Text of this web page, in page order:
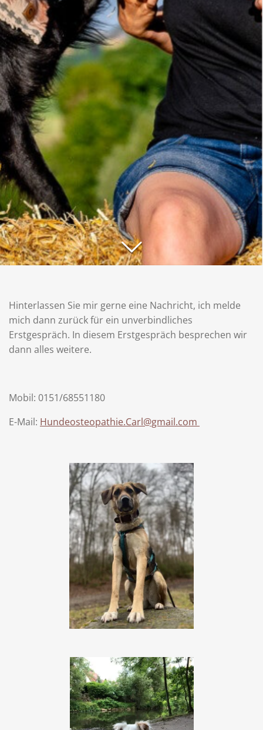
Hinterlassen Sie mir gerne eine Nachricht, ich melde
mich dann zurück für ein unverbindliches
Erstgespräch. In diesem Erstgespräch besprechen wir
dann alles weitere.
Mobil: 0151/68551180
E-Mail: Hundeosteopathie.Carl@gmail.com